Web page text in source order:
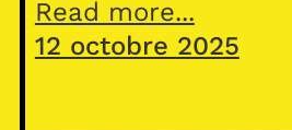
Read more...
12 octobre 2025